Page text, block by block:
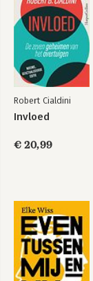
Deel 5
Papierloos of
Deel 6
Bereikbaarheid,
Deel 7
Een lichtgewicht
Deel 10
Checklisten
Voordelen van
Meer informatie
Robert Cialdini
Invloed
€ 20,99